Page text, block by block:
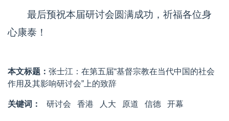
最后预祝本届研讨会圆满成功，祈福各位身
心康泰！
本文标题： 张士江：在第五届“基督宗教在当代中国的社会
作用及其影响研讨会”上的致辞
关键词： 研讨会 香港 人大 原道 信德 开幕